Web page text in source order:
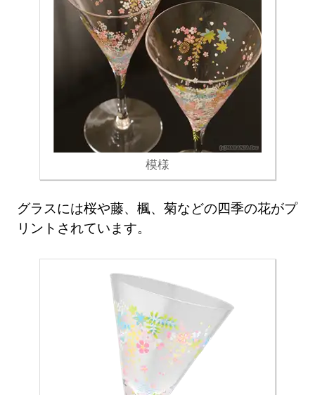
模様
グラスには桜や藤、楓、菊などの四季の花がプ
リントされています。